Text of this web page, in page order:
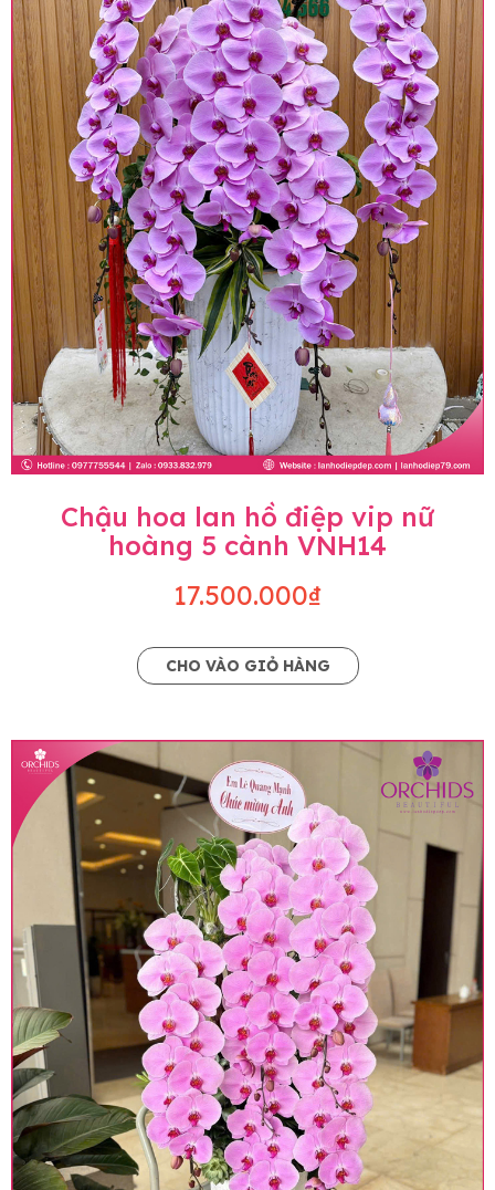
Chậu hoa lan hồ điệp vip nữ
hoàng 5 cành VNH14
17.500.000₫
CHO VÀO GIỎ HÀNG